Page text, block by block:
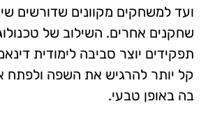
ועד למשחקים מקוונים שדורשים
שחקנים אחרים. השילוב של
תפקידים יוצר סביבה לימודית
קל יותר להרגיש את השפה ולפתח
בה באופן טבעי.